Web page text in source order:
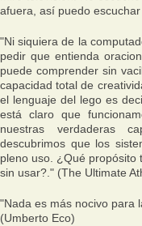
afuera, así puedo
"Ni siquiera de la
pedir que entienda
puede comprender sin
capacidad total de
el lenguaje del lego es
está claro que
nuestras verdaderas
descubrimos que los
pleno uso. ¿Qué propósito
sin usar?." (The Ultimate
"Nada es más nocivo para
(Umberto Eco)